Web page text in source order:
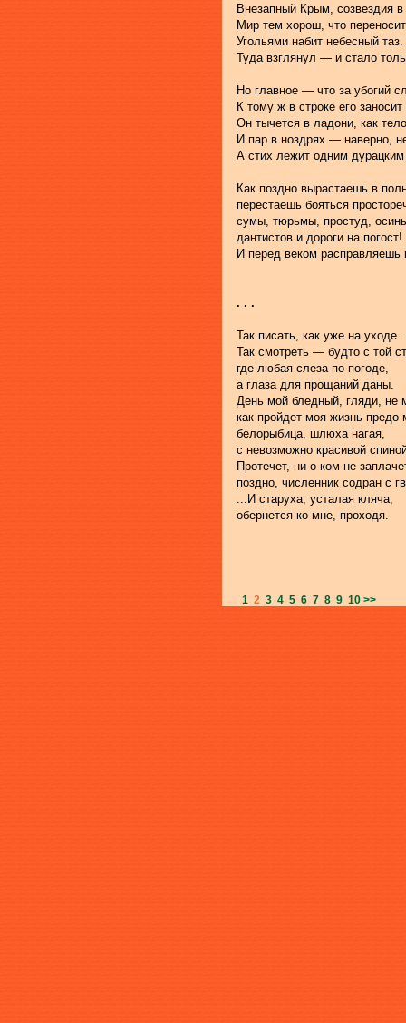
Внезапный Крым, созвездия в
Мир тем хорош, что
Угольями набит небесный таз.
Туда взглянул — и стало
Но главное — что за убогий
К тому ж в строке его
Он тычется в ладони, как
И пар в ноздрях — наверно,
А стих лежит одним дурацким
Как поздно вырастаешь в
перестаешь бояться
сумы, тюрьмы, простуд,
дантистов и дороги на
И перед веком расправляешь
. . .
Так писать, как уже на уходе.
Так смотреть — будто с той
где любая слеза по погоде,
а глаза для прощаний даны.
День мой бледный, гляди, не
как пройдет моя жизнь
белорыбица, шлюха нагая,
с невозможно красивой
Протечет, ни о ком не
поздно, численник содран с
...И старуха, усталая кляча,
обернется ко мне, проходя.
1 2 3 4 5 6 7 8 9 10 >>